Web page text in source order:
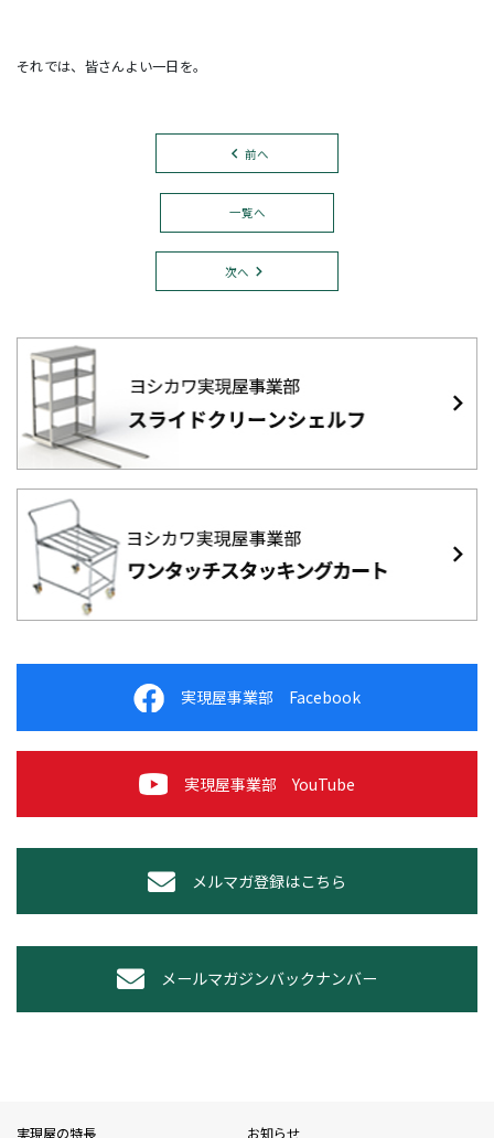
それでは、皆さんよい一日を。
前へ
一覧へ
次へ
実現屋事業部 Facebook
実現屋事業部 YouTube
メルマガ登録はこちら
メールマガジンバックナンバー
実現屋の特長 お知らせ